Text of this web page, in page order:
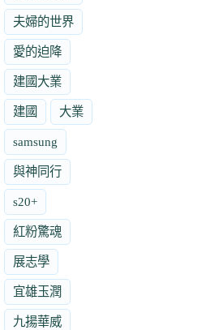
夫婦的世界
愛的迫降
建國大業
建國 大業
samsung
與神同行
s20+
紅粉驚魂
展志學
宜雄玉潤
九揚華威